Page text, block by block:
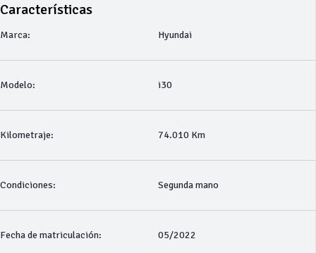
Características
Marca: Hyundai
Modelo: i30
Kilometraje: 74.010 Km
Condiciones: Segunda mano
Fecha de matriculación: 05/2022